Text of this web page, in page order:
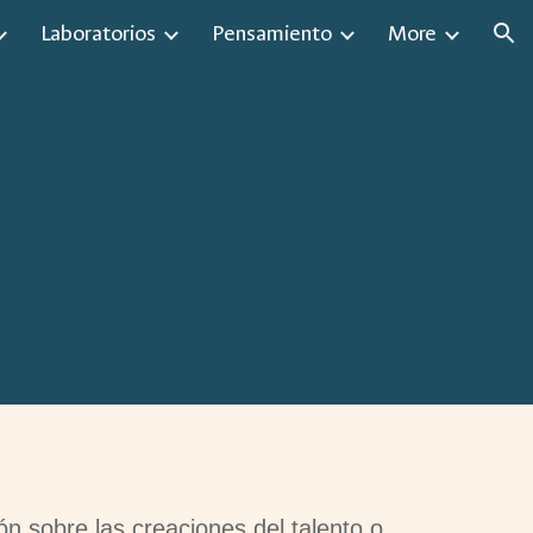
Laboratorios Pensamiento More